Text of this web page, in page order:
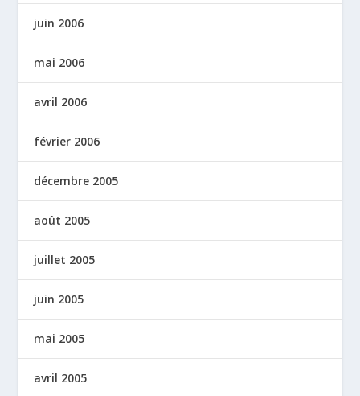
juin 2006
mai 2006
avril 2006
février 2006
décembre 2005
août 2005
juillet 2005
juin 2005
mai 2005
avril 2005